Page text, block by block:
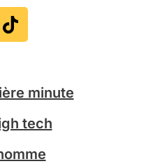
i
k
t
minute
tech